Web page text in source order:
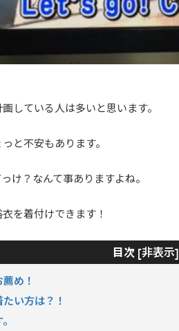
している人は多いと思います。
と不安もあります。
け？なんて事ありますよね。
を着付けできます！
目次 [非表示]
め！
い方は？！